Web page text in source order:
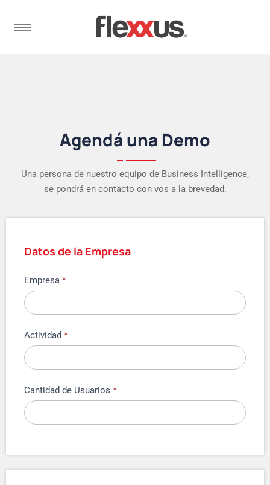
Agendá una Demo
Una persona de nuestro equipo de Business Intelligence,
se pondrá en contacto con vos a la brevedad.
Datos de la Empresa
Empresa *
Actividad *
Cantidad de Usuarios *